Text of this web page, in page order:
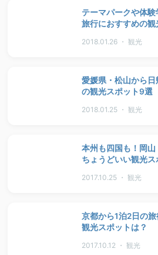
テーマパークや体
旅行におすすめの観
2018.01.26 ・ 観光
愛媛県・松山から
の観光スポット9選
2018.01.25 ・ 観光
本州も四国も！岡
ちょうどいい観光ス
2017.10.25 ・ 観光
京都から1泊2日の
観光スポットは？
2017.10.12 ・ 観光